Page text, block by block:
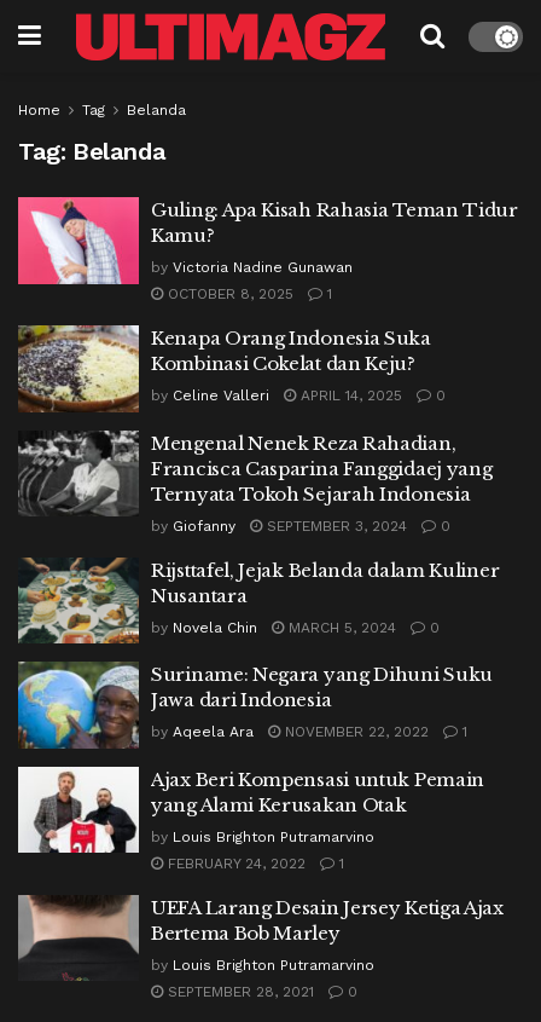
Home Tag Belanda
Tag: Belanda
Guling: Apa Kisah Rahasia Teman Tidur
Kamu?
by Victoria Nadine Gunawan
OCTOBER 8, 2025
1
Kenapa Orang Indonesia Suka
Kombinasi Cokelat dan Keju?
by Celine Valleri APRIL 14, 2025 0
Mengenal Nenek Reza Rahadian,
Francisca Casparina Fanggidaej yang
Ternyata Tokoh Sejarah Indonesia
by Giofanny SEPTEMBER 3, 2024 0
Rijsttafel, Jejak Belanda dalam Kuliner
Nusantara
by Novela Chin MARCH 5, 2024 0
Suriname: Negara yang Dihuni Suku
Jawa dari Indonesia
by Aqeela Ara NOVEMBER 22, 2022 1
Ajax Beri Kompensasi untuk Pemain
yang Alami Kerusakan Otak
by Louis Brighton Putramarvino
FEBRUARY 24, 2022
1
UEFA Larang Desain Jersey Ketiga Ajax
Bertema Bob Marley
by Louis Brighton Putramarvino
SEPTEMBER 28, 2021
0